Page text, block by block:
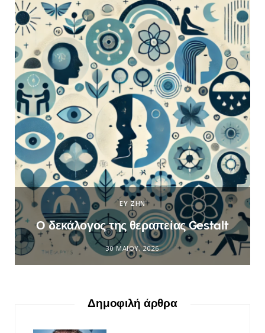
ΕΥ ΖΗΝ
Ο δεκάλογος της θεραπείας Gestalt
30 ΜΑΪ́ΟΥ, 2026
Δημοφιλή άρθρα